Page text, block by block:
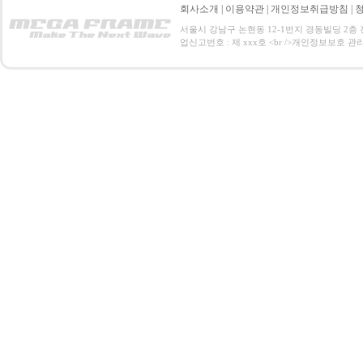
회사소개 이용약관 개인정보취급방침
서울시 강남구 논현동 12-1번지 경동빌딩 2
업신고번호 : 제 xxx호 <br />개인정보보호 관